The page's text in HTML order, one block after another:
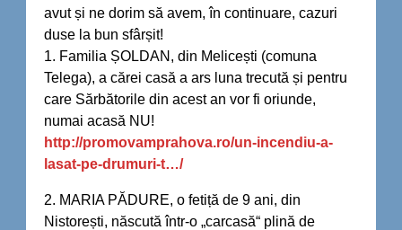
avut și ne dorim să avem, în continuare, cazuri
duse la bun sfârșit!
1. Familia ȘOLDAN, din Melicești (comuna
Telega), a cărei casă a ars luna trecută și pentru
care Sărbătorile din acest an vor fi oriunde,
numai acasă NU!
http://promovamprahova.ro/un-incendiu-a-
lasat-pe-drumuri-t…/
2. MARIA PĂDURE, o fetiță de 9 ani, din
Nistorești, născută într-o „carcasă“ plină de